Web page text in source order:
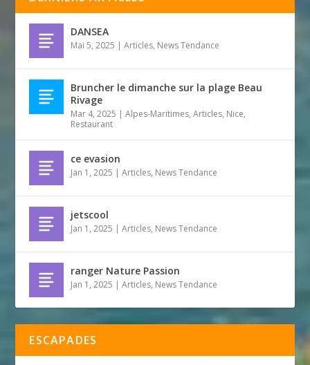
DANSEA
Mai 5, 2025 |Articles, News Tendance
Bruncher le dimanche sur la plage Beau
Rivage
Mar 4, 2025 |Alpes-Maritimes,Articles, Nice,
Restaurant
ce evasion
Jan 1, 2025 |Articles, News Tendance
jetscool
Jan 1, 2025 |Articles, News Tendance
ranger Nature Passion
Jan 1, 2025 |Articles, News Tendance
ESCAPADES